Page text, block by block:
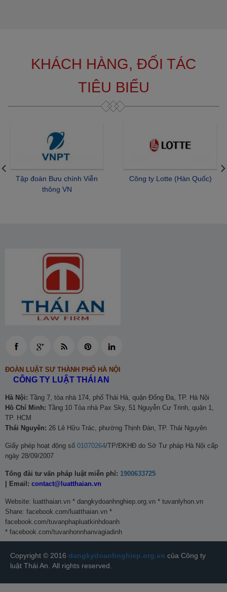
ĐOÀN LUẬT SƯ THÀNH PHỐ HÀ NỘI
CÔNG TY LUẬT THÁI AN
Hà Nội: Tầng 7, tòa nhà 174, phố Thái Hà, quận Đống Đa, TP. Hà Nội
Hồ Chí Minh: Tầng 10 Tòa nhà Pax Sky, 51 Nguyễn Cư Trinh, quận 1,
TP. HCM
Thái Nguyên: 26 Lê Hữu Trác, phường Thịnh Đán, TP. Thái Nguyên
Giấy phép hoạt động số 01070264/TP/ĐKHĐ do Sở Tư pháp Hà Nội cấp
ngày 28/09/2007
Tổng đài tư vấn pháp luật miễn phí: 1900633725
| Email: contact@luatthaian.vn
Website: luatthaian.vn * dangkydoanhnghiep.org.vn * tuvanlyhon.vn
Share: facebook.com/luatthaian.vn *
facebook.com/tuvanphapluatkinhdoanh
* facebook.com/tuvanhonnhanvagiadinh
Copyright ⓒ 2007-2021Bản quyền thuộc CÔNG TY LUẬT
TNHH THÁI AN
Copyright © 2016 dangkydoanhnghiep.org.vn của Công ty
luật Thái An. All rights reserved.